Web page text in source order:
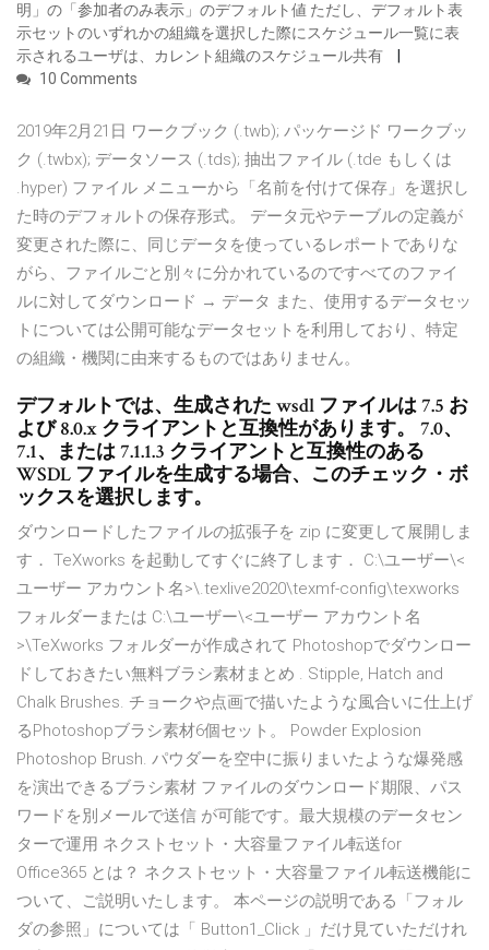
明」の「参加者のみ表示」のデフォルト値 ただし、デフォルト表
示セットのいずれかの組織を選択した際にスケジュール一覧に表
示されるユーザは、カレント組織のスケジュール共有
10 Comments
2019年2月21日 ワークブック (.twb); パッケージド ワークブッ
ク (.twbx); データソース (.tds); 抽出ファイル (.tde もしくは
.hyper) ファイル メニューから「名前を付けて保存」を選択し
た時のデフォルトの保存形式。 データ元やテーブルの定義が
変更された際に、同じデータを使っているレポートでありな
がら、ファイルごと別々に分かれているのですべてのファイ
ルに対してダウンロード → データ また、使用するデータセッ
トについては公開可能なデータセットを利用しており、特定
の組織・機関に由来するものではありません。
デフォルトでは、生成された wsdl ファイルは 7.5 お
よび 8.0.x クライアントと互換性があります。 7.0、
7.1、または 7.1.1.3 クライアントと互換性のある
WSDL ファイルを生成する場合、このチェック・ボ
ックスを選択します。
ダウンロードしたファイルの拡張子を zip に変更して展開しま
す． TeXworks を起動してすぐに終了します． C:\ユーザー\<
ユーザー アカウント名>\.texlive2020\texmf-config\texworks
フォルダーまたは C:\ユーザー\<ユーザー アカウント名
>\TeXworks フォルダーが作成されて Photoshopでダウンロー
ドしておきたい無料ブラシ素材まとめ . Stipple, Hatch and
Chalk Brushes. チョークや点画で描いたような風合いに仕上げ
るPhotoshopブラシ素材6個セット。 Powder Explosion
Photoshop Brush. パウダーを空中に振りまいたような爆発感
を演出できるブラシ素材 ファイルのダウンロード期限、パス
ワードを別メールで送信 が可能です。最大規模のデータセン
ターで運用 ネクストセット・大容量ファイル転送for
Office365 とは？ ネクストセット・大容量ファイル転送機能に
ついて、ご説明いたします。 本ページの説明である「フォル
ダの参照」については「 Button1_Click 」だけ見ていただけれ